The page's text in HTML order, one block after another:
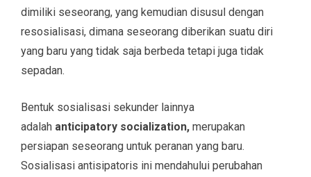
dimiliki seseorang, yang kemudian disusul dengan
resosialisasi, dimana seseorang diberikan suatu diri
yang baru yang tidak saja berbeda tetapi juga tidak
sepadan.
Bentuk sosialisasi sekunder lainnya
adalah anticipatory socialization, merupakan
persiapan seseorang untuk peranan yang baru.
Sosialisasi antisipatoris ini mendahului perubahan